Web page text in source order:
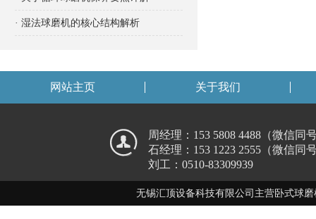
· 湿法球磨机的核心结构解析
网站主页 关于我们
周经理：153 5808 4488（微信同
石经理：153 1223 2555（微信同
刘工：0510-83309939
无锡汇顶设备科技有限公司主营卧式